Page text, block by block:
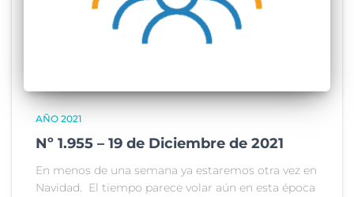
AÑO 2021
Nº 1.955 – 19 de Diciembre de 2021
En menos de una semana ya estaremos otra vez en
Navidad. El tiempo parece volar aún en esta época